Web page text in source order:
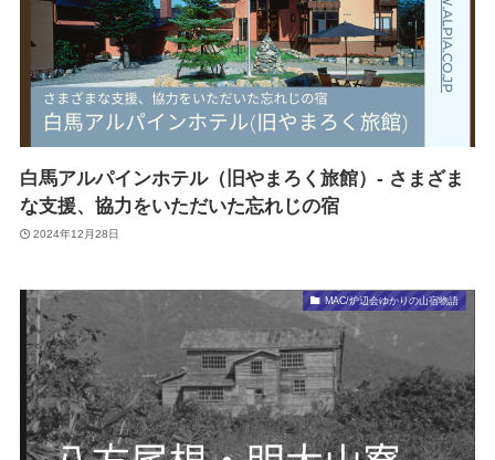
白馬アルパインホテル（旧やまろく旅館）- さまざま
な支援、協力をいただいた忘れじの宿
2024年12月28日
MAC/炉辺会ゆかりの山宿物語